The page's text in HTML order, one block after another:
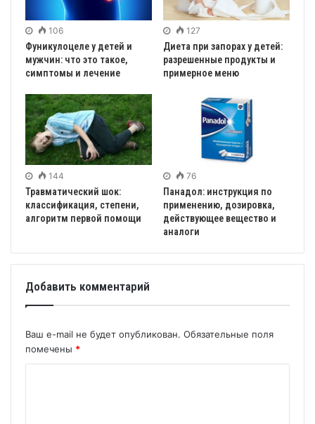
106
Фуникулоцеле у детей и
мужчин: что это такое,
симптомы и лечение
127
Диета при запорах у детей:
разрешенные продукты и
примерное меню
144
Травматический шок:
классификация, степени,
алгоритм первой помощи
76
Панадол: инструкция по
применению, дозировка,
действующее вещество и
аналоги
Добавить комментарий
Ваш e-mail не будет опубликован. Обязательные поля
помечены *